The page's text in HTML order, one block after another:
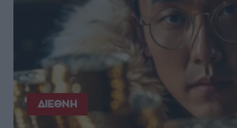
ΔΙΕΘΝΉ